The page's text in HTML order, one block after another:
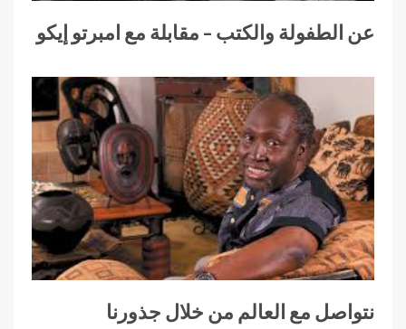
عن الطفولة والكتب – مقابلة مع امبرتو إيكو
نتواصل مع العالم من خلال جذورنا